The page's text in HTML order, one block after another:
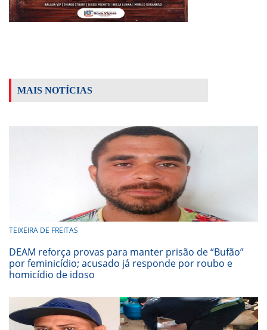
MAIS NOTÍCIAS
TEIXEIRA DE FREITAS
DEAM reforça provas para manter prisão de “Bufão”
por feminicídio; acusado já responde por roubo e
homicídio de idoso